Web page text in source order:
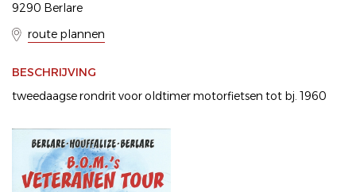
9290 Berlare
route plannen
BESCHRIJVING
tweedaagse rondrit voor oldtimer motorfietsen tot bj. 1960